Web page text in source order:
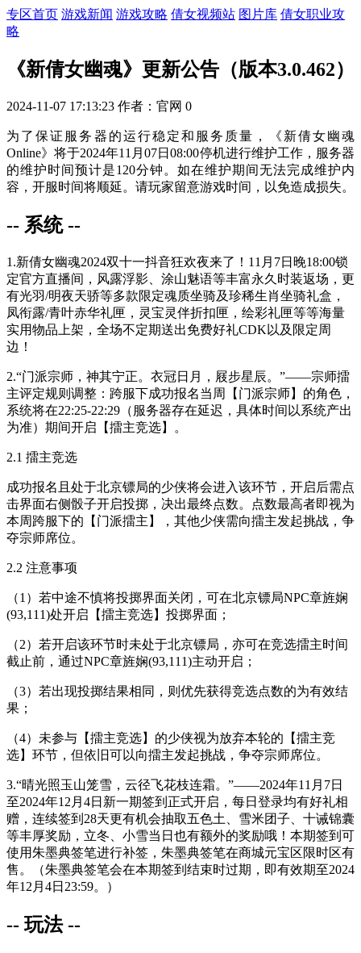
专区首页 游戏新闻 游戏攻略 倩女视频站 图片库 倩女职业攻
略
《新倩女幽魂》更新公告（版本3.0.462）
2024-11-07 17:13:23 作者：官网 0
为了保证服务器的运行稳定和服务质量，《新倩女幽魂
Online》将于2024年11月07日08:00停机进行维护工作，服务器
的维护时间预计是120分钟 。如在维护期间无法完成维护内
容，开服时间将顺延。请玩家留意游戏时间，以免造成损失。
-- 系统 --
1.新倩女幽魂2024双十一抖音狂欢夜来了！ 11月7日晚18:00锁
定官方直播间，风露浮影、涂山魅语等丰富永久时装返场，更
有光羽/明夜天骄等多款限定魂质坐骑及珍稀生肖坐骑礼盒，
凤衔露/青叶赤华礼匣，灵宝灵伴折扣匣，绘彩礼匣等等海量
实用物品上架，全场不定期送出免费好礼CDK以及限定周
边！
2.“门派宗师，神其宁正。衣冠日月，屐步星辰。”——宗师擂
主评定规则调整：跨服下成功报名当周【门派宗师】的角色，
系统将在22:25-22:29 （服务器存在延迟，具体时间以系统产出
为准）期间开启【擂主竞选】。
2.1 擂主竞选
成功报名且处于北京镖局的少侠将会进入该环节，开启后需点
击界面右侧骰子开启投掷，决出最终点数。点数最高者即视为
本周跨服下的【门派擂主】，其他少侠需向擂主发起挑战，争
夺宗师席位。
2.2 注意事项
（1）若中途不慎将投掷界面关闭，可在北京镖局NPC章旌娴
(93,111)处开启【擂主竞选】投掷界面；
（2）若开启该环节时未处于北京镖局，亦可在竞选擂主时间
截止前，通过NPC章旌娴(93,111)主动开启；
（3）若出现投掷结果相同，则优先获得竞选点数的为有效结
果；
（4）未参与【擂主竞选】的少侠视为放弃本轮的【擂主竞
选】环节，但依旧可以向擂主发起挑战，争夺宗师席位。
3.“晴光照玉山笼雪，云径飞花枝连霜。”——2024年11月7日
至2024年12月4日 新一期签到正式开启，每日登录均有好礼相
赠，连续签到 28天更有机会抽取五色土、雪米团子、十诫锦囊
等丰厚奖励，立冬、小雪当日也有额外的奖励哦！本期签到可
使用朱墨典签笔进行补签，朱墨典签笔在商城元宝区限时区有
售。（朱墨典签笔会在本期签到结束时过期，即有效期至2024
年12月4日23:59。）
-- 玩法 --